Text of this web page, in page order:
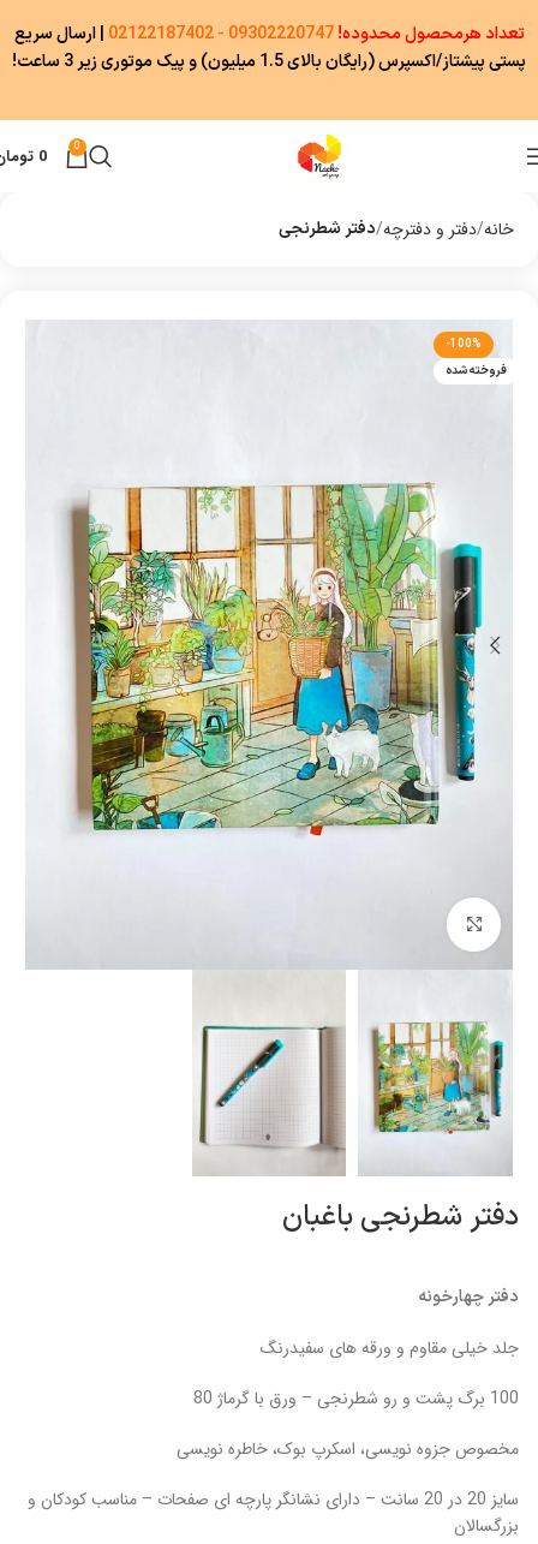
0
0
خانه دفتر و دفترچه دفتر شطرنجی
-100%
فروخته شده
برای بزرگنمایی کلیک کنید
دفتر شطرنجی باغبان
دفتر چهارخونه
جلد خیلی مقاوم و ورقه های سفیدرنگ
100 برگ پشت و رو شطرنجی – ورق با گرماژ 80
مخصوص جزوه نویسی، اسکرپ بوک، خاطره نویسی
سایز 20 در 20 سانت – دارای نشانگر پارچه ای صفحات – مناسب کودکان و
بزرگسالان
تعداد هرمحصول محدوده!09302220747 - 02122187402
|ارسال سریع
پستی پیشتاز/اکسپرس (رایگان بالای 1.5 میلیون) و پیک موتوری زیر 3 ساعت!